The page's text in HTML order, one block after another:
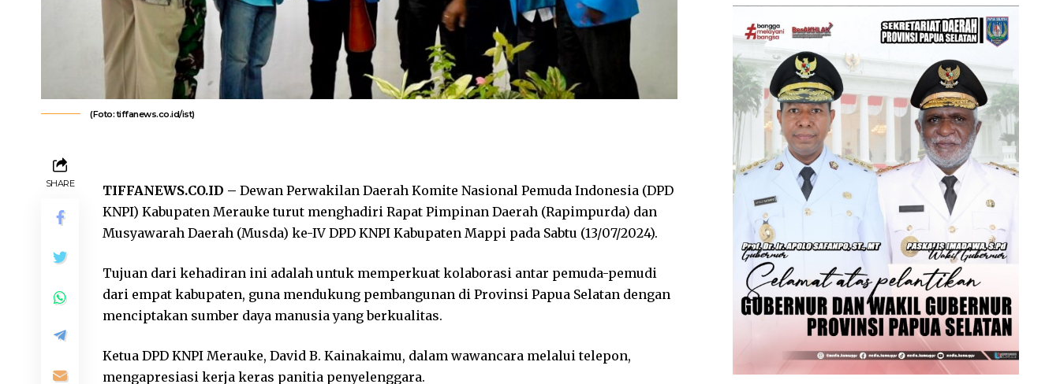
(Foto: tiffanews.co.id/ist)
SHARE TIFFANEWS.CO.ID – Dewan Perwakilan Daerah Komite Nasional Pemuda Indonesia (DPD
KNPI) Kabupaten Merauke turut menghadiri Rapat Pimpinan Daerah (Rapimpurda) dan
Musyawarah Daerah (Musda) ke-IV DPD KNPI Kabupaten Mappi pada Sabtu (13/07/2024).
Tujuan dari kehadiran ini adalah untuk memperkuat kolaborasi antar pemuda-pemudi
dari empat kabupaten, guna mendukung pembangunan di Provinsi Papua Selatan dengan
menciptakan sumber daya manusia yang berkualitas.
Ketua DPD KNPI Merauke, David B. Kainakaimu, dalam wawancara melalui telepon,
mengapresiasi kerja keras panitia penyelenggara.